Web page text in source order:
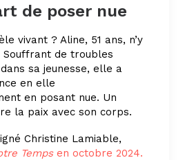
de poser nue
vivant ? Aline, 51 ans, n’y
Souffrant de troubles
sa jeunesse, elle a
en elle
en posant nue. Un
la paix avec son corps.
Christine Lamiable,
Tempsen octobre 2024.